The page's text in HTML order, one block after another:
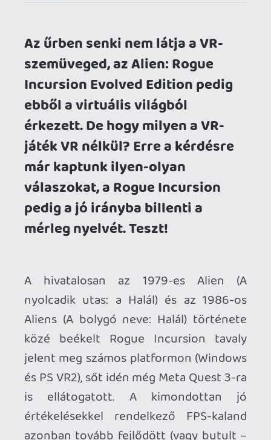
mérleg nyelvét. Teszt!
A hivatalosan az 1979-es Alien (A
nyolcadik utas: a Halál) és az 1986-os
Aliens (A bolygó neve: Halál) története
közé beékelt Rogue Incursion tavaly
jelent meg számos platformon (Windows
és PS VR2), sőt idén még Meta Quest 3-ra
is ellátogatott. A kimondottan jó
értékelésekkel rendelkező FPS-kaland
azonban tovább fejlődött (vagy butult –
minden csak viszonyítás kérdése), így
most már VR nélkül, hagyományos
videójátékként is elérhető csak azért,
hátuk közepére sem kívánják. Jelentem,
én is ilyen vagyok!